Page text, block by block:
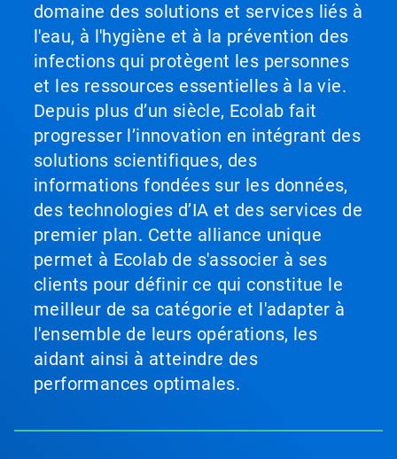
domaine des solutions et services liés à
l'eau, à l'hygiène et à la prévention des
infections qui protègent les personnes
et les ressources essentielles à la vie.
Depuis plus d’un siècle, Ecolab fait
progresser l’innovation en intégrant des
solutions scientifiques, des
informations fondées sur les données,
des technologies d’IA et des services de
premier plan. Cette alliance unique
permet à Ecolab de s'associer à ses
clients pour définir ce qui constitue le
meilleur de sa catégorie et l'adapter à
l'ensemble de leurs opérations, les
aidant ainsi à atteindre des
performances optimales.